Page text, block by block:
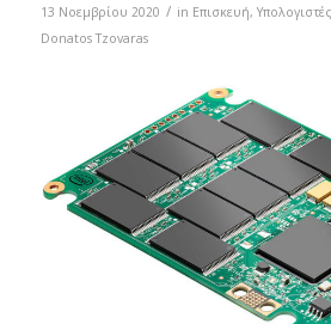
13 Νοεμβρίου 2020 / in Επισκευή, Υπολογιστές
Donatos Tzovaras